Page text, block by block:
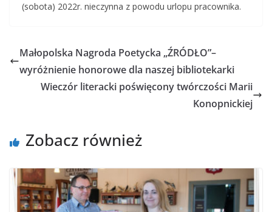
(sobota) 2022r. nieczynna z powodu urlopu pracownika.
Małopolska Nagroda Poetycka „ŹRÓDŁO”–
wyróżnienie honorowe dla naszej bibliotekarki
Wieczór literacki poświęcony twórczości Marii
Konopnickiej
Zobacz również